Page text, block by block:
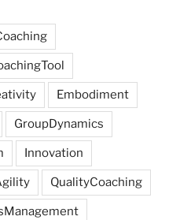
Embodiment
GroupDynamics
Innovation
QualityCoaching